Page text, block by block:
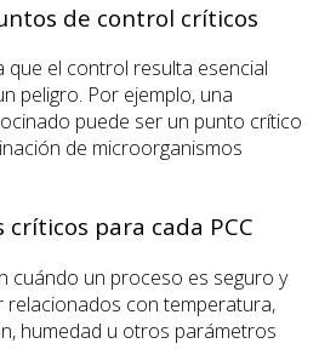
de control críticos
que el control resulta esencial
peligro. Por ejemplo, una
puede ser un punto crítico
de microorganismos
para cada PCC
cuándo un proceso es seguro y
relacionados con temperatura,
humedad u otros parámetros